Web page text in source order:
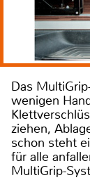
Das
wenigen
ziehen,
schon steht
für alle
MultiGrip-